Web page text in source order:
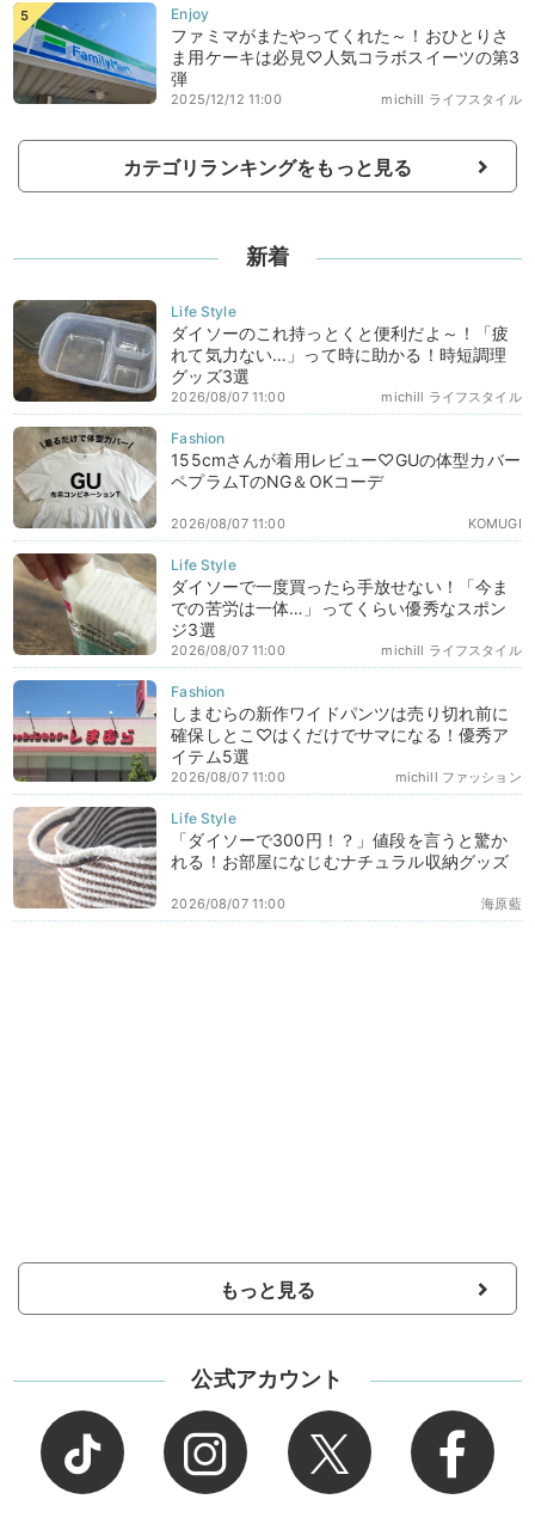
ファミマがまたやってくれた～！おひとりさ
ま用ケーキは必見♡人気コラボスイーツの第3
弾
michill ライフスタイル
2025/12/12 11:00
カテゴリランキングをもっと見る
新着
ダイソーのこれ持っとくと便利だよ～！「疲
れて気力ない…」って時に助かる！時短調理
グッズ3選
michill ライフスタイル
2026/08/07 11:00
155cmさんが着用レビュー♡GUの体型カバー
ペプラムTのNG＆OKコーデ
KOMUGI
2026/08/07 11:00
ダイソーで一度買ったら手放せない！「今ま
での苦労は一体…」ってくらい優秀なスポン
ジ3選
michill ライフスタイル
2026/08/07 11:00
しまむらの新作ワイドパンツは売り切れ前に
確保しとこ♡はくだけでサマになる！優秀ア
イテム5選
michill ファッション
2026/08/07 11:00
「ダイソーで300円！？」値段を言うと驚か
れる！お部屋になじむナチュラル収納グッズ
海原藍
2026/08/07 11:00
もっと見る
公式アカウント